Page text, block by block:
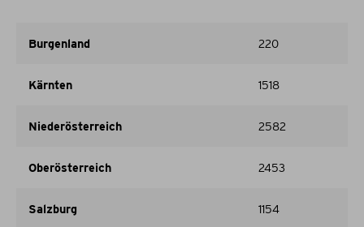
Burgenland 220
Kärnten 1518
Niederösterreich 2582
Oberösterreich 2453
Salzburg 1154